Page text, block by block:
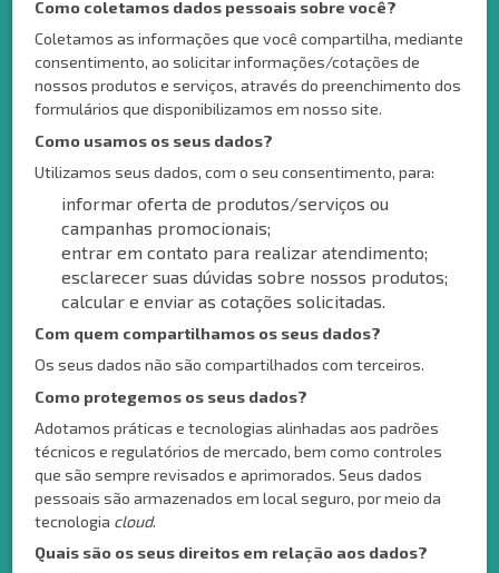
Como coletamos dados pessoais sobre você?
Coletamos as informações que você compartilha, mediante
consentimento, ao solicitar informações/cotações de
nossos produtos e serviços, através do preenchimento dos
formulários que disponibilizamos em nosso site.
Como usamos os seus dados?
Utilizamos seus dados, com o seu consentimento, para:
informar oferta de produtos/serviços ou
campanhas promocionais;
entrar em contato para realizar atendimento;
esclarecer suas dúvidas sobre nossos produtos;
calcular e enviar as cotações solicitadas.
Com quem compartilhamos os seus dados?
Os seus dados não são compartilhados com terceiros.
Como protegemos os seus dados?
Adotamos práticas e tecnologias alinhadas aos padrões
técnicos e regulatórios de mercado, bem como controles
que são sempre revisados e aprimorados. Seus dados
pessoais são armazenados em local seguro, por meio da
tecnologia cloud.
Quais são os seus direitos em relação aos dados?